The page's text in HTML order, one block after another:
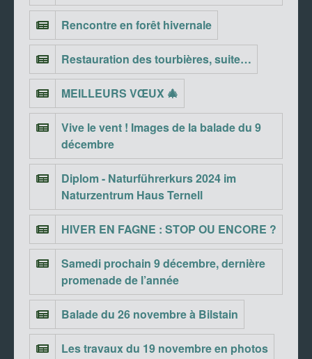
Rencontre en forêt hivernale
Restauration des tourbières, suite…
MEILLEURS VŒUX 🎄
Vive le vent ! Images de la balade du 9
décembre
Diplom - Naturführerkurs 2024 im
Naturzentrum Haus Ternell
HIVER EN FAGNE : STOP OU ENCORE ?
Samedi prochain 9 décembre, dernière
promenade de l’année
Balade du 26 novembre à Bilstain
Les travaux du 19 novembre en photos